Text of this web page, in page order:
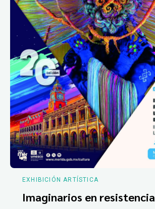
EXHIBICIÓN ARTÍSTICA
Imaginarios en resistencia